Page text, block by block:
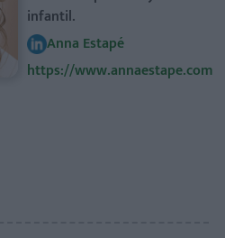
infantil.
Anna Estapé
https://www.annaestape.com